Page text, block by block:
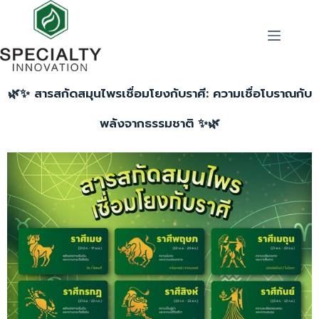
🌿✨ สารสกัดสมุนไพรเชื่อมโยงกับราศี: ความเชื่อโบราณกับ
พลังจากธรรมชาติ ✨🌿